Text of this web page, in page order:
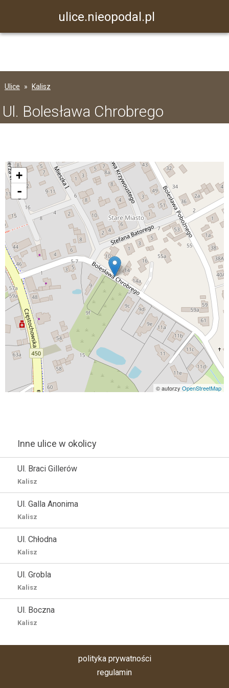
ulice.nieopodal.pl
Ulice Kalisz
Ul. Bolesława Chrobrego
+
-
© autorzy OpenStreetMap
Inne ulice w okolicy
Ul. Braci Gillerów
Kalisz
Ul. Galla Anonima
Kalisz
Ul. Chłodna
Kalisz
Ul. Grobla
Kalisz
Ul. Boczna
Kalisz
polityka prywatności
regulamin